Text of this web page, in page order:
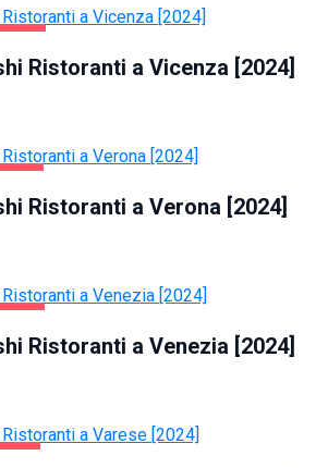
Ristoranti a Vicenza [2024]
Ristoranti a Verona [2024]
Ristoranti a Venezia [2024]